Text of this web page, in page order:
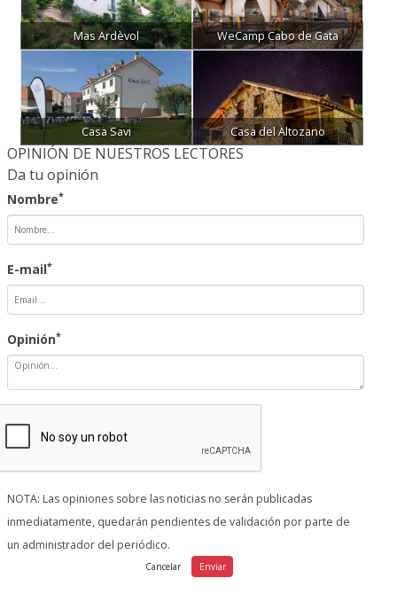
Mas Ardèvol WeCamp Cabo de Gata
Casa Savi Casa del Altozano
OPINIÓN DE NUESTROS LECTORES
Da tu opinión
Nombre*
E-mail*
Opinión*
NOTA: Las opiniones sobre las noticias no serán publicadas
inmediatamente, quedarán pendientes de validación por parte de
un administrador del periódico.